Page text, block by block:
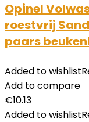
Opinel
roestvrij
paars
Added to wishlist
Add to compare
€10.13
Added to wishlist